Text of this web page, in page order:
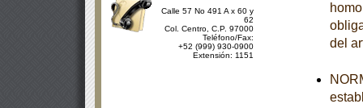
Calle 57 No 491 A x 60 y
62
Col. Centro, C.P. 97000
Teléfono/Fax:
+52 (999) 930-0900
Extensión: 1151
del